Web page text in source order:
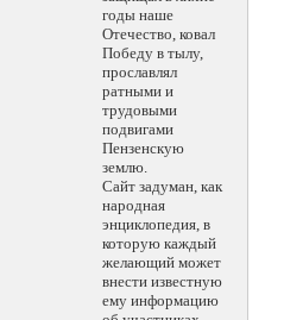
годы наше
Отечество, ковал
Победу в тылу,
прославлял
ратными и
трудовыми
подвигами
Пензенскую
землю.
Сайт задуман, как
народная
энциклопедия, в
которую каждый
желающий может
внести известную
ему информацию